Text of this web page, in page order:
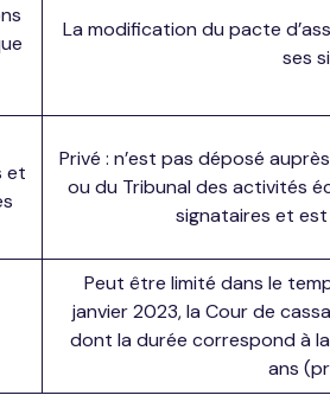
La modification du pacte
ses
et
Privé : n’est pas déposé
ou du Tribunal des activités
signataires et
Peut être limité dans le
janvier 2023, la Cour de
dont la durée correspond à
ans